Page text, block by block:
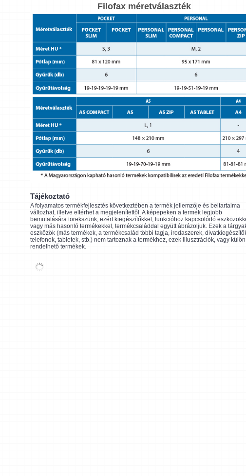
Filofax méretválaszték
Tájékoztató
A folyamatos termékfejlesztés következtében a termék jellemzője és beltartalma
változhat, illetve eltérhet a megjelenítettől. A képepeken a termék legjobb
bemutatására törekszünk, ezért kiegészítőkkel, funkcióhoz kapcsolódó
vagy más hasonló termékekkel, termékcsaláddal együtt ábrázoljuk. Ezek a
eszközök (más termékek, a termékcsalád többi tagja, irodaszerek,
telefonok, tabletek, stb.) nem tartoznak a termékhez, ezek illusztrációk, vagy külön
rendelhető termékek.